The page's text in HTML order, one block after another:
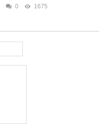
0 1675